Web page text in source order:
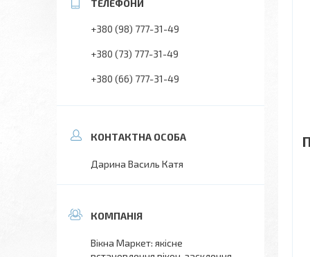
+380 (98) 777-31-49
+380 (73) 777-31-49
+380 (66) 777-31-49
Дарина Василь Катя
Вікна Маркет: якісне